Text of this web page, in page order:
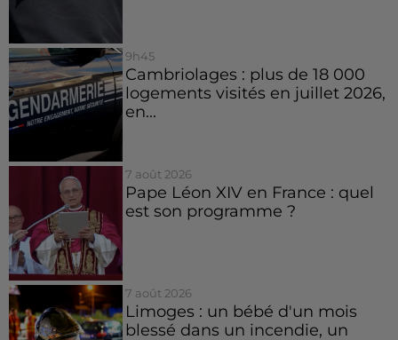
9h45
Cambriolages : plus de 18 000
logements visités en juillet 2026,
en...
7 août 2026
Pape Léon XIV en France : quel
est son programme ?
7 août 2026
Limoges : un bébé d'un mois
blessé dans un incendie, un